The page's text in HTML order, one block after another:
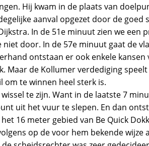
Hij kwam in de plaats van
aanval opgezet door de goed
In de 51e minuut zien we een
door. In de 57e minuut gaat de
ontstaan er ook enkele kansen
Maar de Kollumer verdediging
om te winnen heel sterk is.
te zijn. Want in de laatste 7
uit het vuur te slepen. En dan
16 meter gebied van Be Quick
op de voor hem bekende wijze